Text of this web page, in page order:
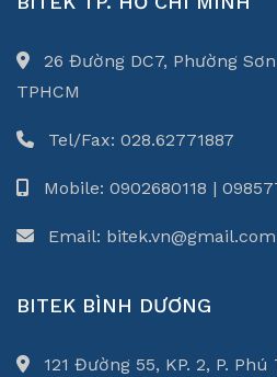
26 Đường DC7, Phường
TPHCM
Tel/Fax: 028.62771887
Mobile: 0902680118 |
Email: bitek.vn@gmail.com
BITEK BÌNH DƯƠNG
121 Đường 55, KP. 2, P.